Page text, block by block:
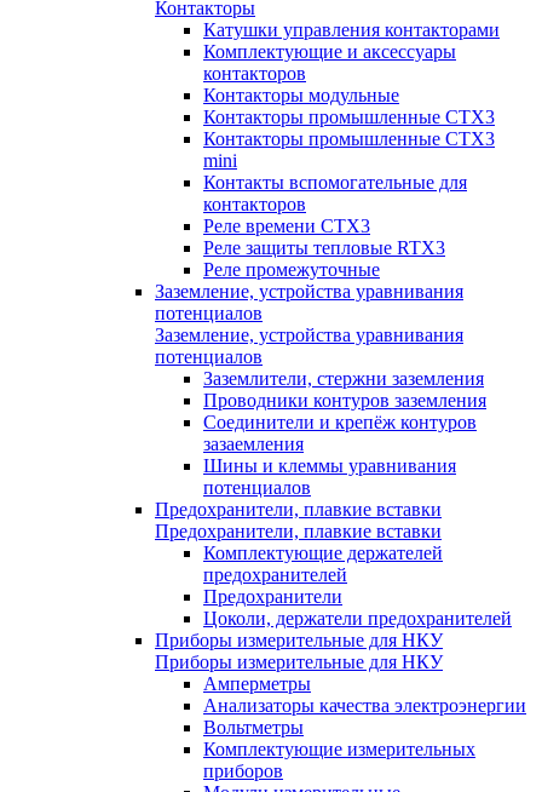
Контакторы
Катушки управления контакторами
Комплектующие и аксессуары
контакторов
Контакторы модульные
Контакторы промышленные CTX3
Контакторы промышленные CTX3
mini
Контакты вспомогательные для
контакторов
Реле времени CTX3
Реле защиты тепловые RTX3
Реле промежуточные
Заземление, устройства уравнивания
потенциалов
Заземление, устройства уравнивания
потенциалов
Заземлители, стержни заземления
Проводники контуров заземления
Соединители и крепёж контуров
зазаемления
Шины и клеммы уравнивания
потенциалов
Предохранители, плавкие вставки
Предохранители, плавкие вставки
Комплектующие держателей
предохранителей
Предохранители
Цоколи, держатели предохранителей
Приборы измерительные для НКУ
Приборы измерительные для НКУ
Амперметры
Анализаторы качества электроэнергии
Вольтметры
Комплектующие измерительных
приборов